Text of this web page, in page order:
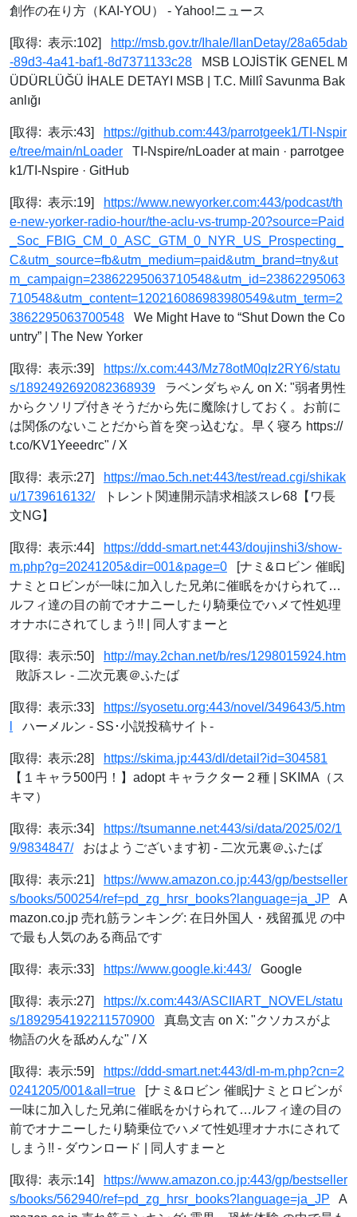
創作の在り方（KAI-YOU） - Yahoo!ニュース
[取得: 表示:102]
http://msb.gov.tr/Ihale/IlanDetay/28a65dab
-89d3-4a41-baf1-8d7371133c28 MSB LOJİSTİK GENEL M
ÜDÜRLÜĞÜ İHALE DETAYI MSB | T.C. Millî Savunma Bak
anlığı
[取得: 表示:43]
https://github.com:443/parrotgeek1/TI-Nspir
e/tree/main/nLoader TI-Nspire/nLoader at main · parrotgee
k1/TI-Nspire · GitHub
[取得: 表示:19]
https://www.newyorker.com:443/podcast/th
e-new-yorker-radio-hour/the-aclu-vs-trump-20?source=Paid
_Soc_FBIG_CM_0_ASC_GTM_0_NYR_US_Prospecting_
C&utm_source=fb&utm_medium=paid&utm_brand=tny&ut
m_campaign=23862295063710548&utm_id=23862295063
710548&utm_content=120216086983980549&utm_term=2
3862295063700548 We Might Have to “Shut Down the Co
untry” | The New Yorker
[取得: 表示:39]
https://x.com:443/Mz78otM0qIz2RY6/statu
s/1892492692082368939 ラベンダちゃん on X: "弱者男性
からクソリプ付きそうだから先に魔除けしておく。お前に
は関係のないことだから首を突っ込むな。早く寝ろ https://
t.co/KV1Yeeedrc" / X
[取得: 表示:27]
https://mao.5ch.net:443/test/read.cgi/shikak
u/1739616132/トレント関連開示請求相談スレ68【ワ長
文NG】
[取得: 表示:44]
https://ddd-smart.net:443/doujinshi3/show-
m.php?g=20241205&dir=001&page=0 [ナミ&ロビン 催眠]
ナミとロビンが一味に加入した兄弟に催眠をかけられて…
ルフィ達の目の前でオナニーしたり騎乗位でハメて性処理
オナホにされてしまう!! | 同人すまーと
[取得: 表示:50]
http://may.2chan.net/b/res/1298015924.htm
敗訴スレ - 二次元裏＠ふたば
[取得: 表示:33]
https://syosetu.org:443/novel/349643/5.htm
ハーメルン - SS･小説投稿サイト-
[取得: 表示:28]
https://skima.jp:443/dl/detail?id=304581
【１キャラ500円！】adopt キャラクター２種 | SKIMA（ス
キマ）
[取得: 表示:34]
https://tsumanne.net:443/si/data/2025/02/1
9/9834847/おはようございます初 - 二次元裏＠ふたば
[取得: 表示:21]
https://www.amazon.co.jp:443/gp/bestseller
s/books/500254/ref=pd_zg_hrsr_books?language=ja_JP A
mazon.co.jp 売れ筋ランキング: 在日外国人・残留孤児 の中
で最も人気のある商品です
[取得: 表示:33] https://www.google.ki:443/Google
[取得: 表示:27]
https://x.com:443/ASCIIART_NOVEL/statu
s/1892954192211570900 真島文吉 on X: "クソカスがよ
物語の火を舐めんな" / X
[取得: 表示:59]
https://ddd-smart.net:443/dl-m-m.php?cn=2
0241205/001&all=true [ナミ&ロビン 催眠]ナミとロビンが
一味に加入した兄弟に催眠をかけられて…ルフィ達の目の
前でオナニーしたり騎乗位でハメて性処理オナホにされて
しまう!! - ダウンロード | 同人すまーと
[取得: 表示:14]
https://www.amazon.co.jp:443/gp/bestseller
s/books/562940/ref=pd_zg_hrsr_books?language=ja_JP A